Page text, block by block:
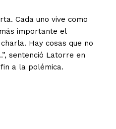
Cada uno vive como
importante el
Hay cosas que no
sentenció Latorre en
a la polémica.